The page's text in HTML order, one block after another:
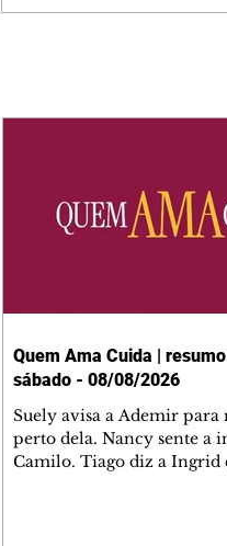
Quem Ama Cuida |
sábado - 08/08/2026
Suely avisa a Ademir para
perto dela. Nancy sente a
Camilo. Tiago diz a Ingrid